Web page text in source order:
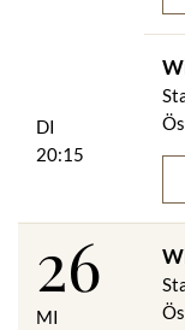
DI
20:15
26
MI